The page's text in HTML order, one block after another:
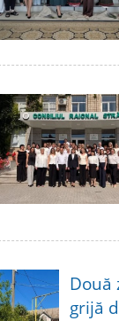
Două
grijă